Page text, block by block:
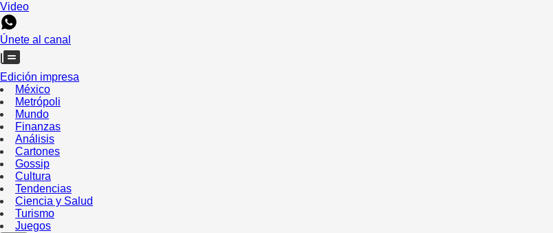
Video
Únete al canal
Edición impresa
México
Metrópoli
Mundo
Finanzas
Análisis
Cartones
Gossip
Cultura
Tendencias
Ciencia y Salud
Turismo
Juegos